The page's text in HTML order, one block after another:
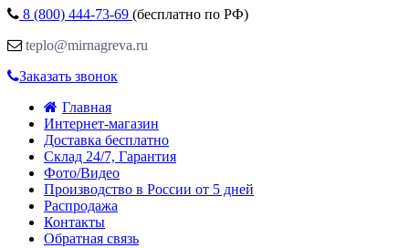
8 (800) 444-73-69 (бесплатно по РФ)
teplo@mirnagreva.ru
Заказать звонок
Главная
Интернет-магазин
Доставка бесплатно
Склад 24/7, Гарантия
Фото/Видео
Производство в России от 5 дней
Распродажа
Контакты
Обратная связь